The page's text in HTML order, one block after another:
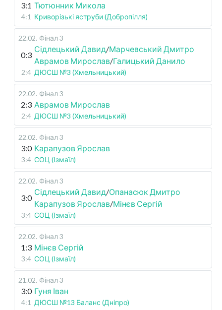
3:1 Тютюнник Микола
4:1 Криворізькі яструби (Добропілля)
22.02. Фінал 3
0:3
Сідлецький Давид/Марчевський Дмитро
Аврамов Мирослав/Галицький Данило
2:4 ДЮСШ №3 (Хмельницький)
22.02. Фінал 3
2:3 Аврамов Мирослав
2:4 ДЮСШ №3 (Хмельницький)
22.02. Фінал 3
3:0 Карапузов Ярослав
3:4 СОЦ (Ізмаїл)
22.02. Фінал 3
3:0
Сідлецький Давид/Опанасюк Дмитро
Карапузов Ярослав/Мінєв Сергій
3:4 СОЦ (Ізмаїл)
22.02. Фінал 3
1:3 Мінєв Сергій
3:4 СОЦ (Ізмаїл)
21.02. Фінал 3
3:0 Гуня Іван
4:1 ДЮСШ №13 Баланс (Дніпро)